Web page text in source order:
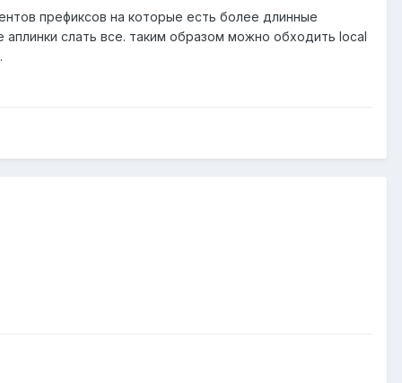
префиксов на которые есть более длинные
слать все. таким образом можно обходить local